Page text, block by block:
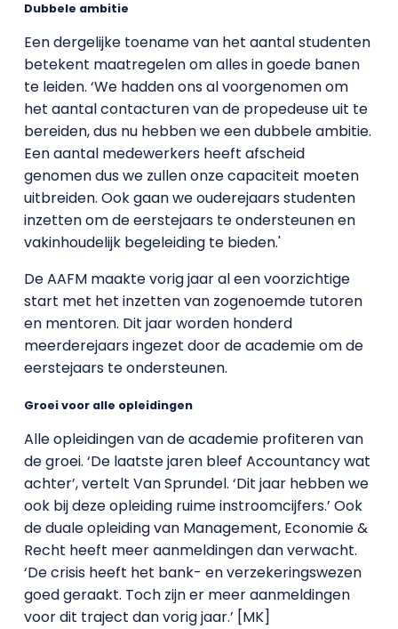
Dubbele ambitie
Een dergelijke toename van het aantal studenten
betekent maatregelen om alles in goede banen
te leiden. ‘We hadden ons al voorgenomen om
het aantal contacturen van de propedeuse uit te
bereiden, dus nu hebben we een dubbele ambitie.
Een aantal medewerkers heeft afscheid
genomen dus we zullen onze capaciteit moeten
uitbreiden. Ook gaan we ouderejaars studenten
inzetten om de eerstejaars te ondersteunen en
vakinhoudelijk begeleiding te bieden.'
De AAFM maakte vorig jaar al een voorzichtige
start met het inzetten van zogenoemde tutoren
en mentoren. Dit jaar worden honderd
meerderejaars ingezet door de academie om de
eerstejaars te ondersteunen.
Groei voor alle opleidingen
Alle opleidingen van de academie profiteren van
de groei. ‘De laatste jaren bleef Accountancy wat
achter’, vertelt Van Sprundel. ‘Dit jaar hebben we
ook bij deze opleiding ruime instroomcijfers.’ Ook
de duale opleiding van Management, Economie &
Recht heeft meer aanmeldingen dan verwacht.
‘De crisis heeft het bank- en verzekeringswezen
goed geraakt. Toch zijn er meer aanmeldingen
voor dit traject dan vorig jaar.’ [MK]